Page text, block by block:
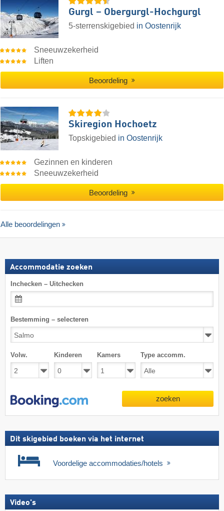
Gurgl – Obergurgl-Hochgurgl
5-sterrenskigebied in Oostenrijk
Sneeuwzekerheid
Liften
Beoordeling
Skiregion Hochoetz
Topskigebied in Oostenrijk
Gezinnen en kinderen
Sneeuwzekerheid
Beoordeling
Alle beoordelingen
Accommodatie zoeken
Inchecken – Uitchecken
Bestemming – selecteren
Volw. Kinderen Kamers Type accomm.
zoeken
Dit skigebied boeken via het internet
Voordelige accommodaties/hotels
Video's